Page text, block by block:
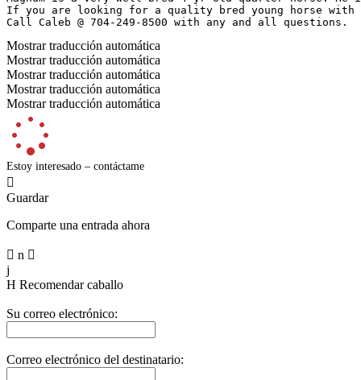
If you are looking for a quality bred young horse with
Call Caleb @ 704-249-8500 with any and all questions.
Mostrar traducción automática
Mostrar traducción automática
Mostrar traducción automática
Mostrar traducción automática
Mostrar traducción automática
Estoy interesado – contáctame

Guardar
Comparte una entrada ahora
 n 
j
H Recomendar caballo
Su correo electrónico:
Correo electrónico del destinatario: